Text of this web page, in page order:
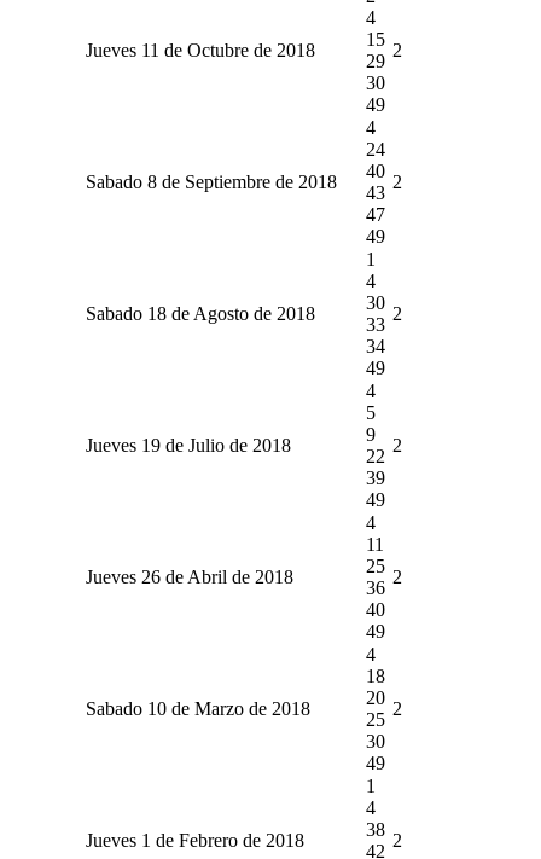
Jueves 11 de Octubre de 2018
4
15
29
30
49
2
Sabado 8 de Septiembre de 2018
4
24
40
43
47
49
2
Sabado 18 de Agosto de 2018
1
4
30
33
34
49
2
Jueves 19 de Julio de 2018
4
5
9
22
39
49
2
Jueves 26 de Abril de 2018
4
11
25
36
40
49
2
Sabado 10 de Marzo de 2018
4
18
20
25
30
49
2
Jueves 1 de Febrero de 2018
1
4
38
42
2